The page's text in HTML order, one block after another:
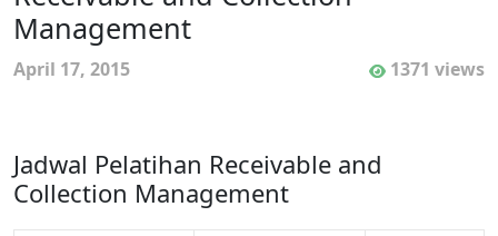
Management
April 17, 2015 1371 views
Jadwal Pelatihan Receivable and
Collection Management